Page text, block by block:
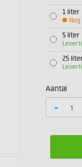
1 liter
5 liter
25
Aantal
-